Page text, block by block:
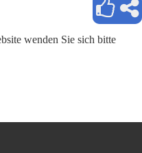
wenden Sie sich bitte